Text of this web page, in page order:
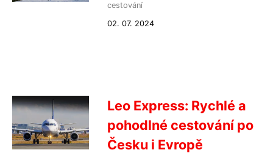
cestování
02. 07. 2024
Leo Express: Rychlé a
pohodlné cestování po
Česku i Evropě